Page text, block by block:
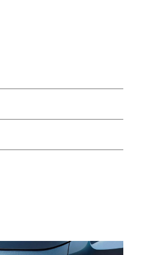
im Straßenverkehr
31. März 2018 in